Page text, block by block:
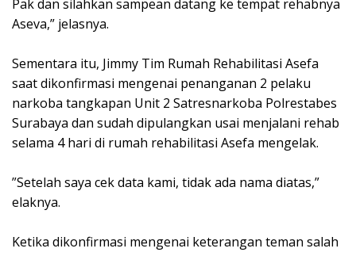
Pak dan silahkan sampean datang ke tempat rehabnya
Aseva,” jelasnya.
‎Sementara itu, Jimmy Tim Rumah Rehabilitasi Asefa
saat dikonfirmasi mengenai penanganan 2 pelaku
narkoba tangkapan Unit 2 Satresnarkoba Polrestabes
Surabaya dan sudah dipulangkan usai menjalani rehab
selama 4 hari di rumah rehabilitasi Asefa mengelak.
‎”Setelah saya cek data kami, tidak ada nama diatas,”
elaknya.
‎Ketika dikonfirmasi mengenai keterangan teman salah